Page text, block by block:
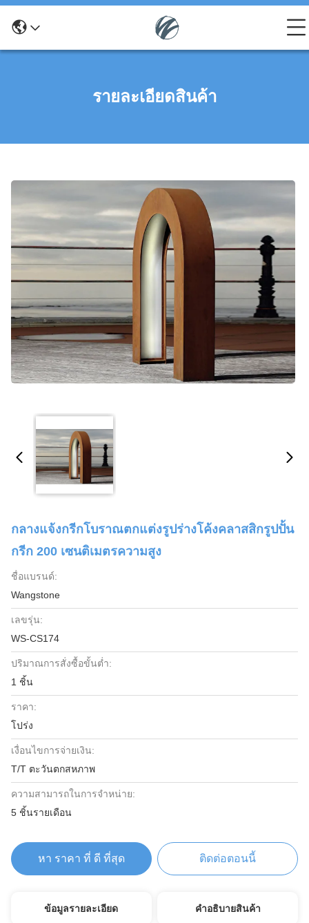
รายละเอียดสินค้า
กลางแจ้งกรีกโบราณตกแต่งรูปร่างโค้งคลาสสิกรูปปั้น
กรีก 200 เซนติเมตรความสูง
ชื่อแบรนด์:
Wangstone
เลขรุ่น:
WS-CS174
ปริมาณการสั่งซื้อขั้นต่ำ:
1 ชิ้น
ราคา:
โปร่ง
เงื่อนไขการจ่ายเงิน:
T/T ตะวันตกสหภาพ
ความสามารถในการจําหน่าย:
5 ชิ้นรายเดือน
หา ราคา ที่ ดี ที่สุด ติดต่อตอนนี้
ข้อมูลรายละเอียด คําอธิบายสินค้า